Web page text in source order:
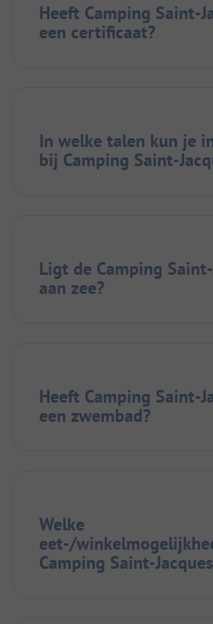
Heeft Camping Saint-
een certificaat?
In welke talen kun je
bij Camping Saint-
Ligt de Camping
aan zee?
Heeft Camping Saint-
een zwembad?
Welke
eet-/
Camping Saint-